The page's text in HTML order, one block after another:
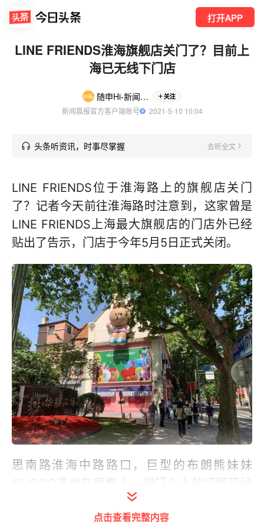
打开APP
LINE FRIENDS淮海旗舰店关门了？目前上
海已无线下门店
随申Hi-新闻晨报 关注
新闻晨报官方客户端账号
  2021-5-10 10:04
头条听资讯，时事尽掌握 去听全文
LINE FRIENDS位于淮海路上的旗舰店关门
了？记者今天前往淮海路时注意到，这家曾是
LINE FRIENDS上海最大旗舰店的门店外已经
贴出了告示，门店于今年5月5日正式关闭。
思南路淮海中路路口，巨型的布朗熊妹妹
CHOCO还坐在屋檐上，但门头上的招牌已经
被去除，玻璃窗也被淮海路的宣传海报覆盖。
点击查看完整内容